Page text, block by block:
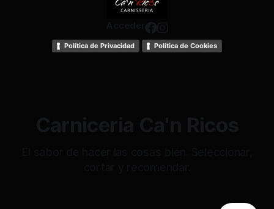
Política de Privacidad Política de Cookies